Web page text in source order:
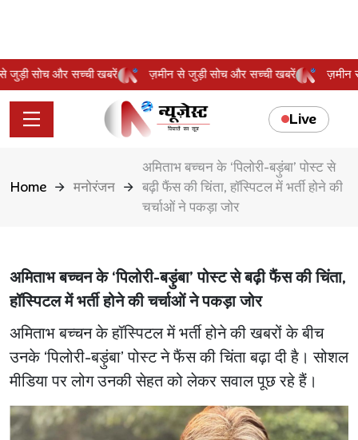
से जुड़ी सोच और सच्ची खबरें ज़मीन से जुड़ी सोच और सच्ची खबरें
Live
Home मनोरंजन
अमिताभ बच्चन के ‘पिलोरी-बड़ुंबा’ पोस्ट से
बढ़ी फैंस की चिंता, हॉस्पिटल में भर्ती होने की
चर्चाओं ने पकड़ा जोर
अमिताभ बच्चन के ‘पिलोरी-बड़ुंबा’ पोस्ट से बढ़ी फैंस की चिंता,
हॉस्पिटल में भर्ती होने की चर्चाओं ने पकड़ा जोर
अमिताभ बच्चन के हॉस्पिटल में भर्ती होने की खबरों के बीच
उनके ‘पिलोरी-बड़ुंबा’ पोस्ट ने फैंस की चिंता बढ़ा दी है। सोशल
मीडिया पर लोग उनकी सेहत को लेकर सवाल पूछ रहे हैं।